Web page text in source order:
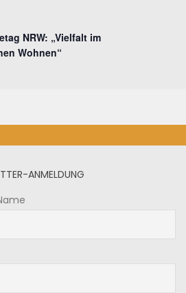
NRW: „Vielfalt im
Wohnen“
ANMELDUNG